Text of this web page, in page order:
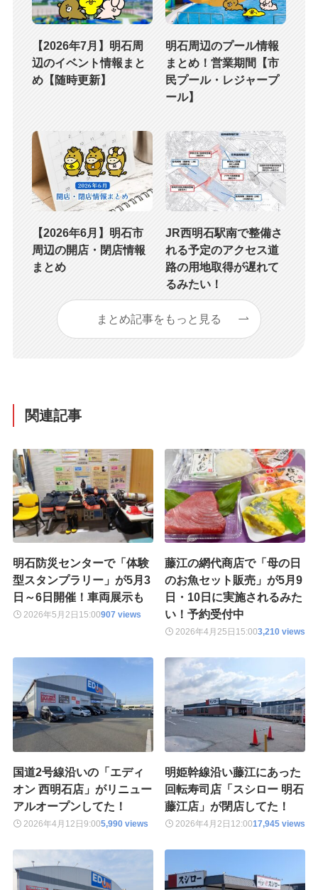
【2026年7月】明石周
辺のイベント情報まと
め【随時更新】
明石周辺のプール情報
まとめ！営業期間【市
民プール・レジャープ
ール】
【2026年6月】明石市
周辺の開店・閉店情報
まとめ
JR西明石駅南で整備さ
れる予定のアクセス道
路の用地取得が遅れて
るみたい！
まとめ記事をもっと見る
関連記事
明石防災センターで「体験
型スタンプラリー」が5月3
日～6日開催！車両展示も
2026年5月2日 15:00907 views
藤江の網代商店で「母の日
のお魚セット販売」が5月9
日・10日に実施されるみた
い！予約受付中
2026年4月25日 15:003,210 views
国道2号線沿いの「エディ
オン 西明石店」がリニュー
アルオープンしてた！
2026年4月12日 9:005,990 views
明姫幹線沿い藤江にあった
回転寿司店「スシロー 明石
藤江店」が閉店してた！
2026年4月2日 12:0017,945 views